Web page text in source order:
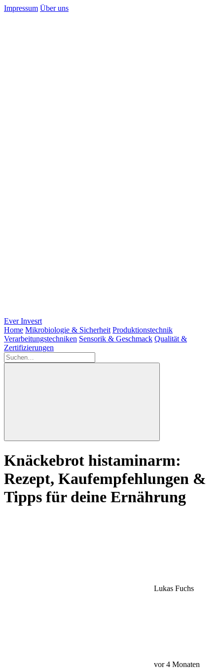
Impressum Über uns
Ever Invesrt
Home Mikrobiologie & Sicherheit Produktionstechnik
Verarbeitungstechniken Sensorik & Geschmack Qualität &
Zertifizierungen
Knäckebrot histaminarm:
Rezept, Kaufempfehlungen &
Tipps für deine Ernährung
Lukas Fuchs
vor 4 Monaten